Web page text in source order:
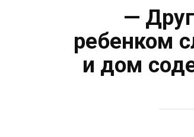
—
ребенком
и дом